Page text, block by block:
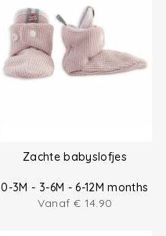
Zachte babyslofjes
0-3M - 3-6M - 6-12M months
Vanaf € 14.90